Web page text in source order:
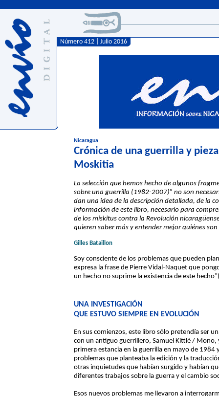
Número 412 | Julio 2016
Nicaragua
Crónica de una guerrilla y
Moskitia
La selección que hemos hecho de algunos
sobre una guerrilla (1982-2007)” no son
dan una idea de la descripción detallada, de la
información de este libro, necesario para
de los miskitus contra la Revolución
quieren saber más y entender mejor quiénes
Gilles Bataillon
Soy consciente de los problemas que pueden
expresa la frase de Pierre Vidal-Naquet que
un hecho no suprime la existencia de este
UNA INVESTIGACIÓN
QUE ESTUVO SIEMPRE EN EVOLUCIÓN
En sus comienzos, este libro sólo pretendía ser
con un antiguo guerrillero, Samuel Kittlé /
primera estancia en la guerrilla en mayo de 1984
problemas que planteaba la edición y la
otras inquietudes que habían surgido y habían
diferentes trabajos sobre la guerra y el cambio
Esos nuevos problemas me llevaron a